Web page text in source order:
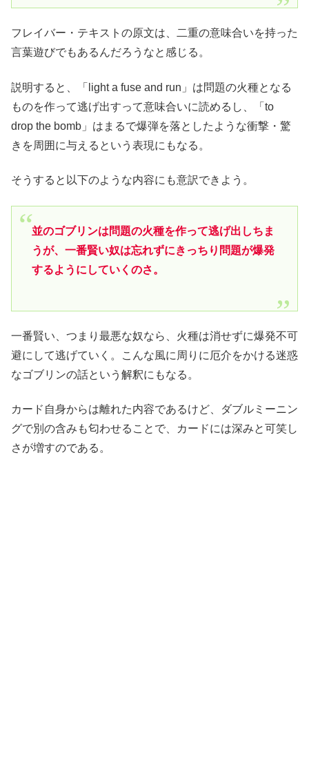
フレイバー・テキストの原文は、二重の意味合いを持った
言葉遊びでもあるんだろうなと感じる。
説明すると、「light a fuse and run」は問題の火種となる
ものを作って逃げ出すって意味合いに読めるし、「to
drop the bomb」はまるで爆弾を落としたような衝撃・驚
きを周囲に与えるという表現にもなる。
そうすると以下のような内容にも意訳できよう。
並のゴブリンは問題の火種を作って逃げ出しちま
うが、一番賢い奴は忘れずにきっちり問題が爆発
するようにしていくのさ。
一番賢い、つまり最悪な奴なら、火種は消せずに爆発不可
避にして逃げていく。こんな風に周りに厄介をかける迷惑
なゴブリンの話という解釈にもなる。
カード自身からは離れた内容であるけど、ダブルミーニン
グで別の含みも匂わせることで、カードには深みと可笑し
さが増すのである。